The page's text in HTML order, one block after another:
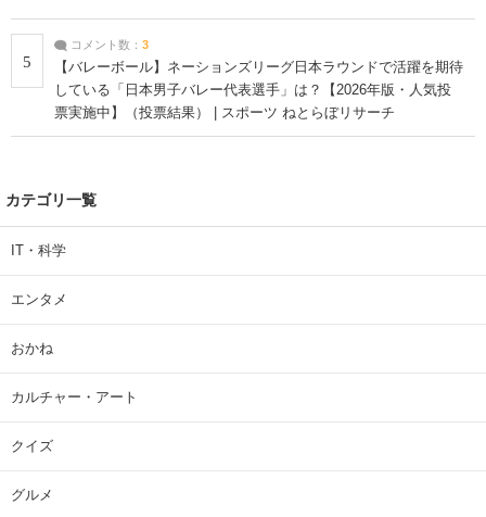
5
コメント数： 3
【バレーボール】ネーションズリーグ日本ラウンドで活躍を期待
している「日本男子バレー代表選手」は？【2026年版・人気投
票実施中】（投票結果） | スポーツ ねとらぼリサーチ
カテゴリ一覧
IT・科学
エンタメ
おかね
カルチャー・アート
クイズ
グルメ